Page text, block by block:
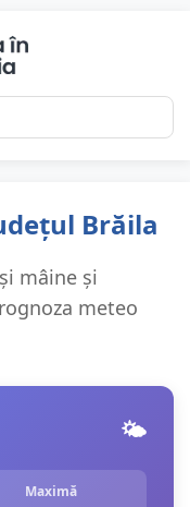
Brăila
mâine și
meteo
🌤️
Maximă